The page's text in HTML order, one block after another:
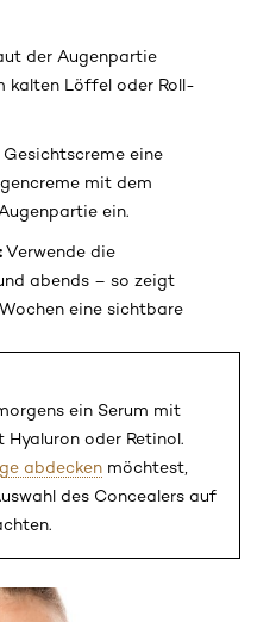
der Augenpartie
kalten Löffel oder Roll-
eine
mit dem
ein.
Verwende die
abends – so zeigt
eine sichtbare
ein Serum mit
oder Retinol.
abdecken möchtest,
des Concealers auf